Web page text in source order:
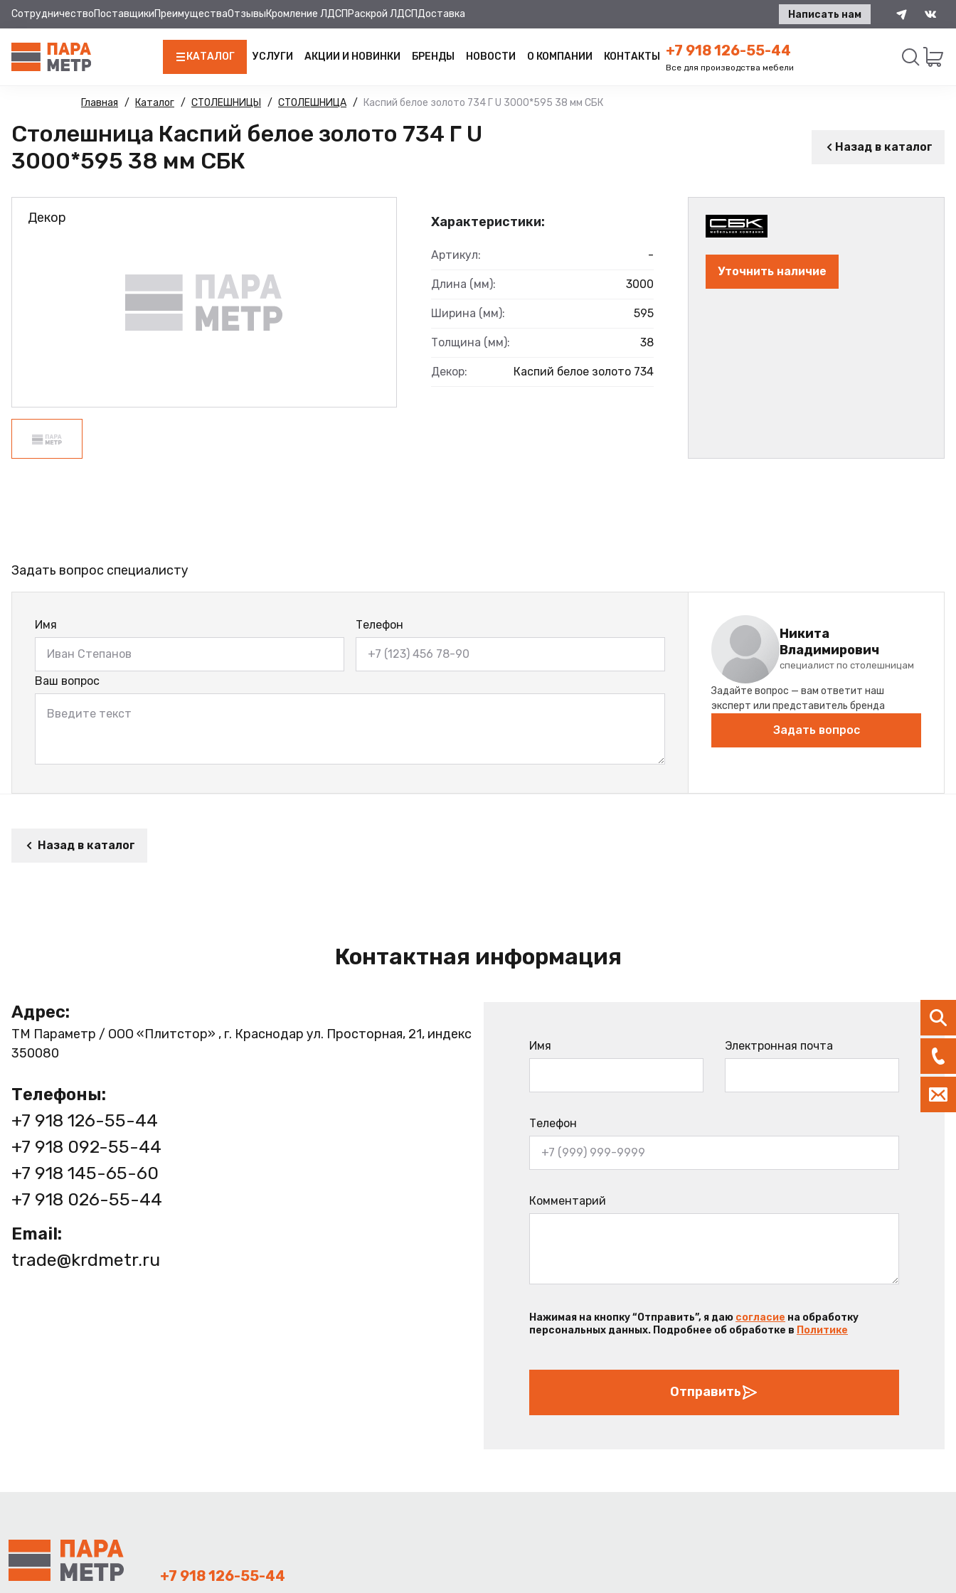
СотрудничествоПоставщикиПреимуществаОтзывыКромление ЛДСП Раскрой ЛДСПДоставка Написать нам
КАТАЛОГ
ЛДСП
КРОМКА
МДФ
МДФ ПАНЕЛИ
ФУРНИТУРА
ПРОФИЛЬ АЛЮМИНИЕВЫЙ
УСЛУГИ АКЦИИ И НОВИНКИ БРЕНДЫ НОВОСТИ О КОМПАНИИ КОНТАКТЫ +7 918 126-55-44
Все для производства мебели
Главная Каталог СТОЛЕШНИЦЫ СТОЛЕШНИЦА Каспий белое золото 734 Г U 3000*595 38 мм СБК
Столешница Каспий белое золото 734 Г U
3000*595 38 мм СБК
Назад в каталог
Декор Характеристики:
Артикул: -
Длина (мм): 3000
Ширина (мм): 595
Толщина (мм): 38
Декор: Каспий белое золото 734
Уточнить наличие
Задать вопрос специалисту
Имя Телефон
Ваш вопрос
Никита
Владимирович
специалист по столешницам
Задайте вопрос — вам ответит наш
эксперт или представитель бренда
Задать вопрос
Назад в каталог
Контактная информация
Адрес:
ТМ Параметр / ООО «Плитстор» , г. Краснодар ул. Просторная, 21, индекс
350080
Телефоны:
+7 918 126-55-44
+7 918 092-55-44
+7 918 145-65-60
+7 918 026-55-44
Email:
trade@krdmetr.ru
Имя Электронная почта
Телефон
Комментарий
Нажимая на кнопку “Отправить”, я даю согласие на обработку
персональных данных. Подробнее об обработке в Политике
Отправить
+7 918 126-55-44